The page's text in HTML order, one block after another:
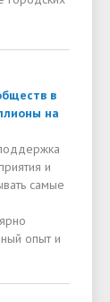
в
на
и
самые
опыт и